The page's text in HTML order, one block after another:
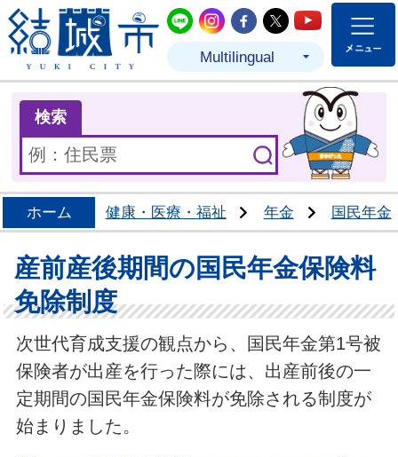
結城市公式LINE
結城市公式Instagram
結城市公式
結城市公式
結城市
Multilingual
検索
ホーム 健康・医療・福祉 年金 国民年金
産前産後期間の国民年金保険料
免除制度
次世代育成支援の観点から、国民年金第1号被
保険者が出産を行った際には、出産前後の一
定期間の国民年金保険料が免除される制度が
始まりました。